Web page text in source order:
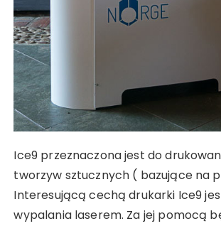
Ice9 przeznaczona jest do
tworzyw sztucznych ( bazujące na
Interesującą cechą drukarki Ice9
wypalania laserem. Za jej pomocą